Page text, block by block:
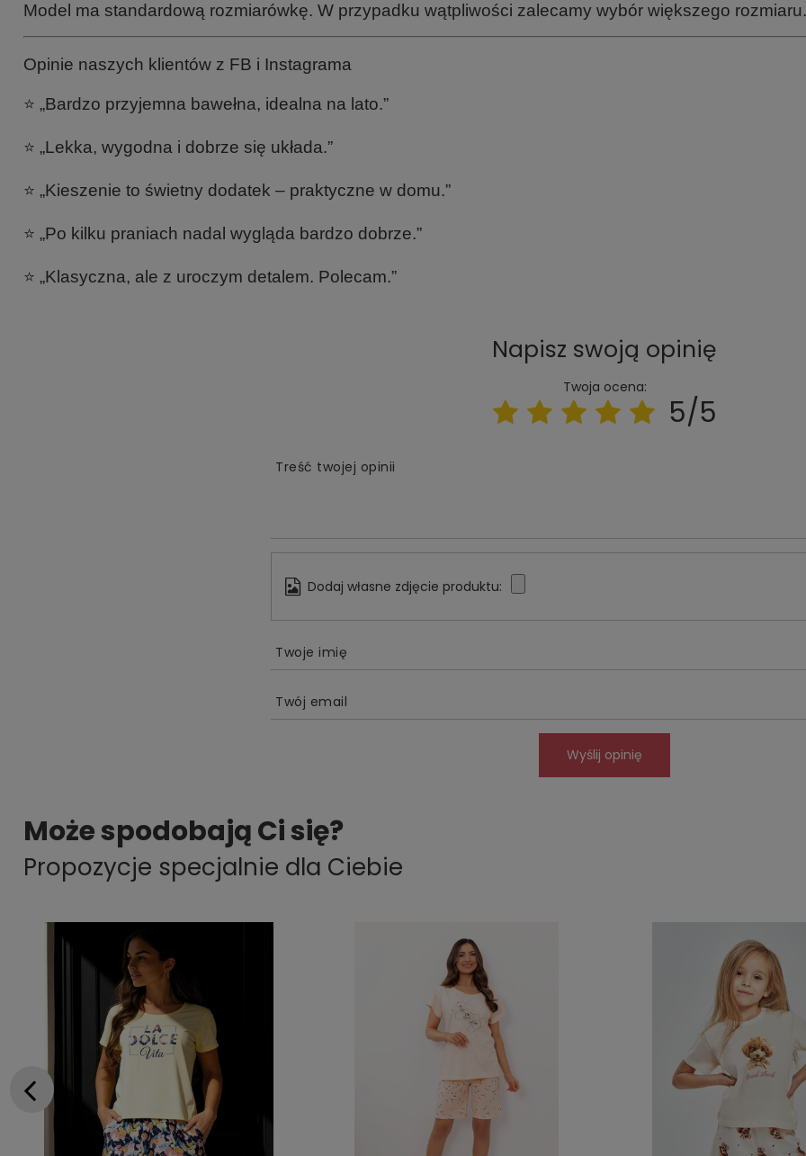
Model ma standardową rozmiarówkę. W przypadku wątpliwości zalecamy wybór większego rozmiaru.
Opinie naszych klientów z FB i Instagrama
⭐ „Bardzo przyjemna bawełna, idealna na lato.”
⭐ „Lekka, wygodna i dobrze się układa.”
⭐ „Kieszenie to świetny dodatek – praktyczne w domu.”
⭐ „Po kilku praniach nadal wygląda bardzo dobrze.”
⭐ „Klasyczna, ale z uroczym detalem. Polecam.”
Napisz swoją opinię
Twoja ocena:
5/5
Treść twojej opinii
Dodaj własne zdjęcie produktu:
Twoje imię
Twój email
Wyślij opinię
Może spodobają Ci się?
Propozycje specjalnie dla Ciebie